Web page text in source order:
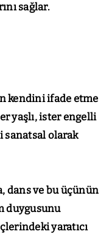
sağlar.
kendini ifade etme
yaşlı, ister engelli
sanatsal olarak
dans ve bu üçünün
duygusunu
yaratıcı